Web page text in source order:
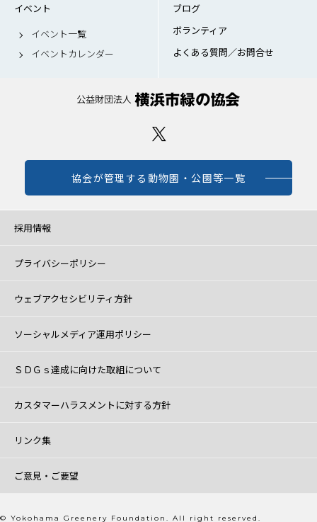
イベント
イベント一覧
イベントカレンダー
ブログ
ボランティア
よくある質問／お問合せ
協会が管理する動物園・公園等一覧
採用情報
プライバシーポリシー
ウェブアクセシビリティ方針
ソーシャルメディア運用ポリシー
ＳＤＧｓ達成に向けた取組について
カスタマーハラスメントに対する方針
リンク集
ご意見・ご要望
© Yokohama Greenery Foundation. All right reserved.